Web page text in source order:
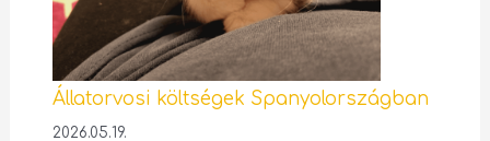
Állatorvosi költségek Spanyolországban
2026.05.19.